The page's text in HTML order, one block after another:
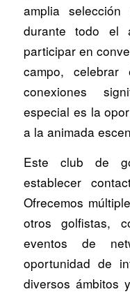
amplia selección
durante todo el
participar en
campo,
conexiones
especial es la
a la animada
Este club de
establecer
Ofrecemos
otros golfistas,
eventos de
oportunidad de
diversos ámbitos